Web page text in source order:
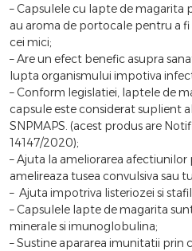
– Capsulele cu lapte de magarita
au aroma de portocale pentru a
cei mici;
– Are un efect benefic asupra
lupta organismului impotiva
– Conform legislatiei, laptele de
capsule este considerat suplient
SNPMAPS. (acest produs are
14147/2020);
– Ajuta la ameliorarea
amelireaza tusea convulsiva sau
– Ajuta impotriva listeriozei si
– Capsulele lapte de magarita
minerale si imunoglobulina;
– Sustine apararea imunitatii prin